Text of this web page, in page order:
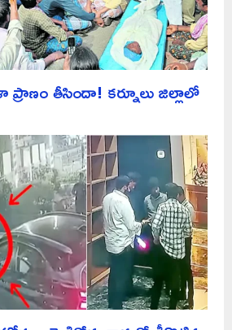
తీసిందా! కర్నూలు జిల్లాలో